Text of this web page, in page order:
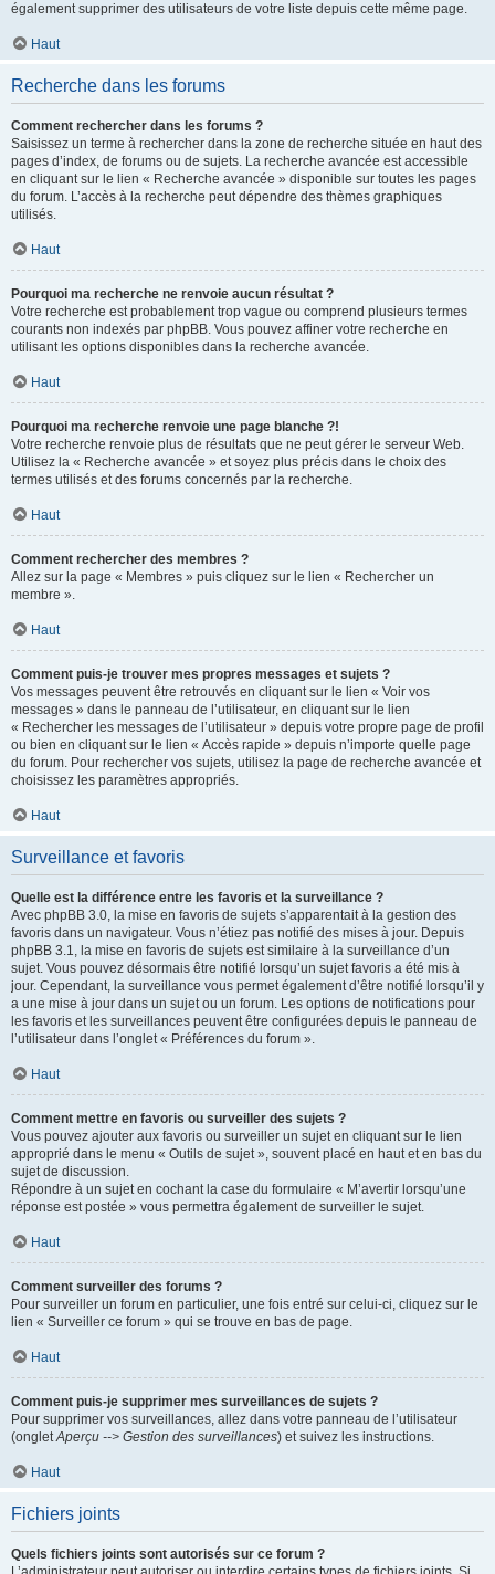
également supprimer des utilisateurs de votre liste depuis cette même page.
Haut
Recherche dans les forums
Comment rechercher dans les forums ?
Saisissez un terme à rechercher dans la zone de recherche située en haut des
pages d’index, de forums ou de sujets. La recherche avancée est accessible
en cliquant sur le lien « Recherche avancée » disponible sur toutes les pages
du forum. L’accès à la recherche peut dépendre des thèmes graphiques
utilisés.
Haut
Pourquoi ma recherche ne renvoie aucun résultat ?
Votre recherche est probablement trop vague ou comprend plusieurs termes
courants non indexés par phpBB. Vous pouvez affiner votre recherche en
utilisant les options disponibles dans la recherche avancée.
Haut
Pourquoi ma recherche renvoie une page blanche ?!
Votre recherche renvoie plus de résultats que ne peut gérer le serveur Web.
Utilisez la « Recherche avancée » et soyez plus précis dans le choix des
termes utilisés et des forums concernés par la recherche.
Haut
Comment rechercher des membres ?
Allez sur la page « Membres » puis cliquez sur le lien « Rechercher un
membre ».
Haut
Comment puis-je trouver mes propres messages et sujets ?
Vos messages peuvent être retrouvés en cliquant sur le lien « Voir vos
messages » dans le panneau de l’utilisateur, en cliquant sur le lien
« Rechercher les messages de l’utilisateur » depuis votre propre page de profil
ou bien en cliquant sur le lien « Accès rapide » depuis n’importe quelle page
du forum. Pour rechercher vos sujets, utilisez la page de recherche avancée et
choisissez les paramètres appropriés.
Haut
Surveillance et favoris
Quelle est la différence entre les favoris et la surveillance ?
Avec phpBB 3.0, la mise en favoris de sujets s’apparentait à la gestion des
favoris dans un navigateur. Vous n’étiez pas notifié des mises à jour. Depuis
phpBB 3.1, la mise en favoris de sujets est similaire à la surveillance d’un
sujet. Vous pouvez désormais être notifié lorsqu’un sujet favoris a été mis à
jour. Cependant, la surveillance vous permet également d’être notifié lorsqu’il y
a une mise à jour dans un sujet ou un forum. Les options de notifications pour
les favoris et les surveillances peuvent être configurées depuis le panneau de
l’utilisateur dans l’onglet « Préférences du forum ».
Haut
Comment mettre en favoris ou surveiller des sujets ?
Vous pouvez ajouter aux favoris ou surveiller un sujet en cliquant sur le lien
approprié dans le menu « Outils de sujet », souvent placé en haut et en bas du
sujet de discussion.
Répondre à un sujet en cochant la case du formulaire « M’avertir lorsqu’une
réponse est postée » vous permettra également de surveiller le sujet.
Haut
Comment surveiller des forums ?
Pour surveiller un forum en particulier, une fois entré sur celui-ci, cliquez sur le
lien « Surveiller ce forum » qui se trouve en bas de page.
Haut
Comment puis-je supprimer mes surveillances de sujets ?
Pour supprimer vos surveillances, allez dans votre panneau de l’utilisateur
(ongletAperçu --> Gestion des surveillances) et suivez les instructions.
Haut
Fichiers joints
Quels fichiers joints sont autorisés sur ce forum ?